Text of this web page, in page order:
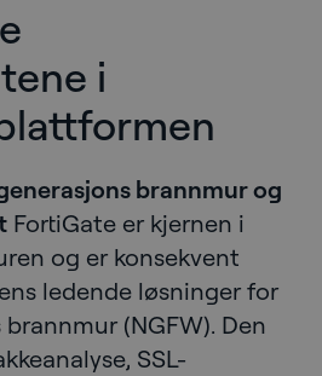
i
brannmur og
FortiGate er kjernen i
og er konsekvent
ledende løsninger for
(NGFW). Den
SSL-